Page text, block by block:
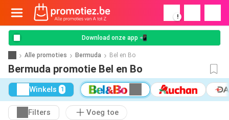
!
Download onze app 📲
Alle promoties Bermuda Bel en Bo
Bermuda promotie Bel en Bo
Winkels 1
Filters Voeg toe